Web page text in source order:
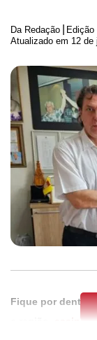
Da Redação Edição
Atualizado em 12 de
Fique por dentro
assine